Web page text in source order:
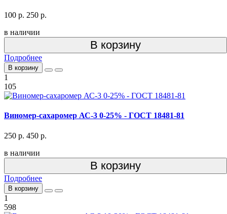
100 р. 250 р.
в наличии
В корзину
Подробнее
В корзину
1
105
Виномер-сахаромер АС-3 0-25% - ГОСТ 18481-81
250 р. 450 р.
в наличии
В корзину
Подробнее
В корзину
1
598